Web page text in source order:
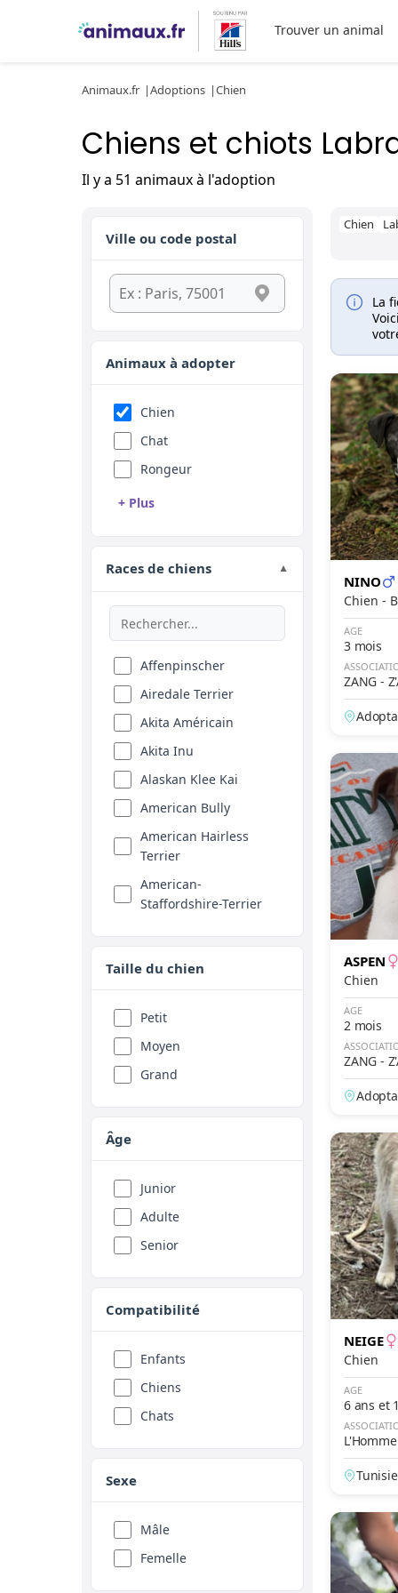
Trouver un animal
Animaux.fr Adoptions Chien
Chiens et chiots
Il y a 51 animaux à l'adoption
Ville ou code postal
Animaux à adopter
Chien
Chat
Rongeur
+ Plus
Oiseau
Equidé
Races de chiens ▼
Affenpinscher
Airedale Terrier
Akita Américain
Akita Inu
Alaskan Klee Kai
American Bully
American Hairless
Terrier
American-
Staffordshire-Terrier
Anglo-Français de
Petite Vènerie
Ariégeois
Barzoï
Basenji
Basset Artésien-
Gascogne
Bretagne
Bearded Collie
Beauceron
Taille du chien
Petit
Moyen
Grand
Âge
Junior
Adulte
Senior
Compatibilité
Enfants
Chiens
Chats
Sexe
Mâle
Femelle
Chien
La
NINO
AGE
3 mois
ZANG -
P'
ASPEN
Chien
AGE
2 mois
ZANG -
P'
NEIGE
Chien
AGE
6 ans et